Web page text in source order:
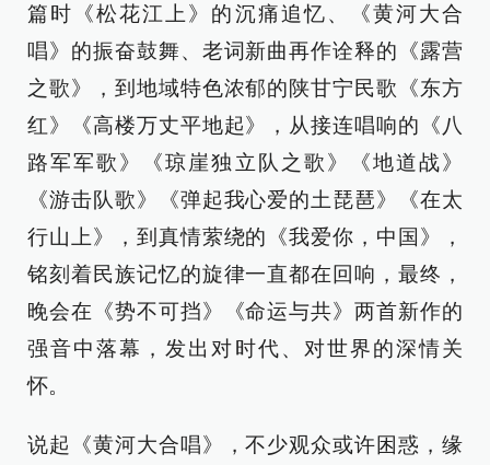
篇时《松花江上》的沉痛追忆、《黄河大合
唱》的振奋鼓舞、老词新曲再作诠释的《露营
之歌》，到地域特色浓郁的陕甘宁民歌《东方
红》《高楼万丈平地起》，从接连唱响的《八
路军军歌》《琼崖独立队之歌》《地道战》
《游击队歌》《弹起我心爱的土琵琶》《在太
行山上》，到真情萦绕的《我爱你，中国》，
铭刻着民族记忆的旋律一直都在回响，最终，
晚会在《势不可挡》《命运与共》两首新作的
强音中落幕，发出对时代、对世界的深情关
怀。
说起《黄河大合唱》，不少观众或许困惑，缘